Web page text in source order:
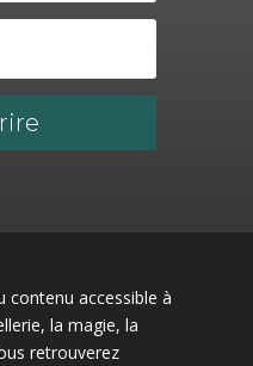
contenu accessible à
la magie, la
retrouverez